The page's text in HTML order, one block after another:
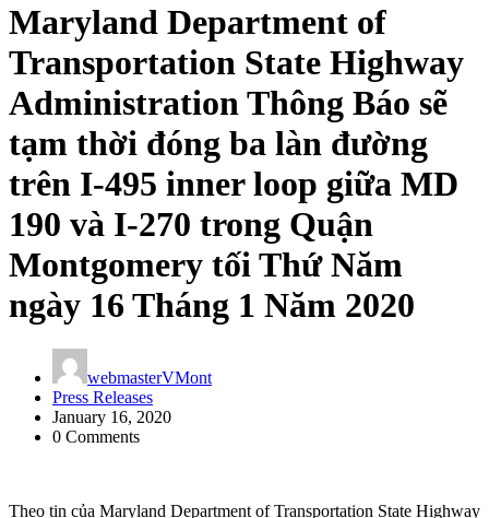
Maryland Department of
Transportation State Highway
Administration Thông Báo sẽ
tạm thời đóng ba làn đường
trên I-495 inner loop giữa MD
190 và I-270 trong Quận
Montgomery tối Thứ Năm
ngày 16 Tháng 1 Năm 2020
webmasterVMont
Press Releases
January 16, 2020
0 Comments
Theo tin của Maryland Department of Transportation State Highway